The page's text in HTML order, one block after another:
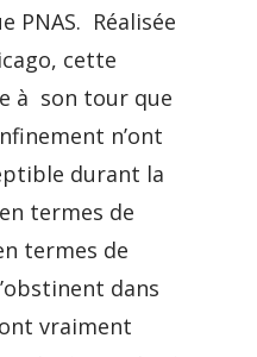
PNAS. Réalisée
cette
à son tour que
n’ont
durant la
termes de
termes de
dans
vraiment